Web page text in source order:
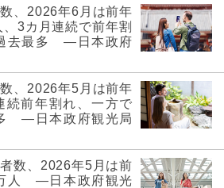
、2026年6月は前年
3カ月連続で前年割
去最多 ―日本政府
、2026年5月は前年
続前年割れ、一方で
―日本政府観光局
数、2026年5月は前
人 ―日本政府観光